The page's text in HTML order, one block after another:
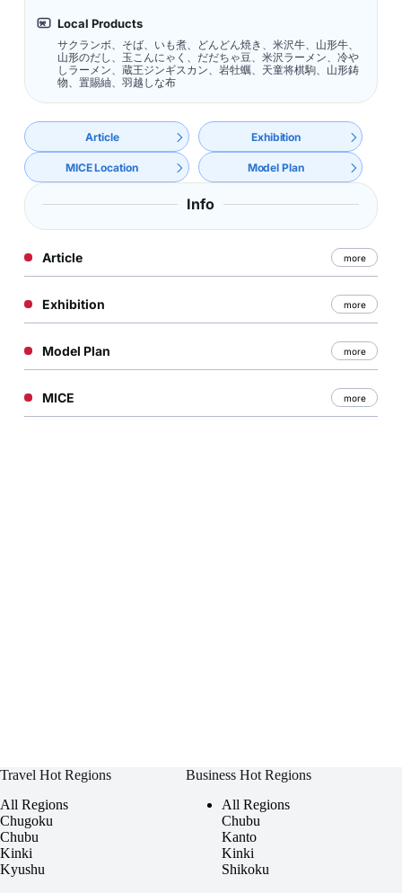
Local Products
サクランボ、そば、いも煮、どんどん焼き、米沢牛、山形牛、
山形のだし、玉こんにゃく、だだちゃ豆、米沢ラーメン、冷や
しラーメン、蔵王ジンギスカン、岩牡蠣、天童将棋駒、山形鋳
物、置賜紬、羽越しな布
Article Exhibition
MICE Location Model Plan
Info
Article more
Exhibition more
Model Plan more
MICE more
Travel Hot Regions
All Regions
Chugoku
Chubu
Kinki
Kyushu
Business Hot Regions
All Regions
Chubu
Kanto
Kinki
Shikoku